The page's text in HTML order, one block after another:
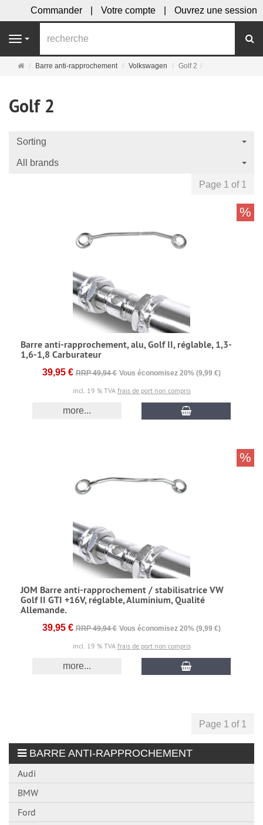
Commander Votre compte Ouvrez une session
Navigation
PageBarre anti-rapprochement Volkswagen Golf 2
Golf 2
Sorting
All brands
Page 1 of 1
Barre anti-rapprochement, alu, Golf II, réglable, 1,3-
1,6-1,8 Carburateur
39,95 € RRP 49,94 € Vous économisez 20% (9,99 €)
incl. 19 % TVA frais de port non compris
more...
%
JOM Barre anti-rapprochement / stabilisatrice VW
Golf II GTI +16V, réglable, Aluminium, Qualité
Allemande.
39,95 € RRP 49,94 € Vous économisez 20% (9,99 €)
incl. 19 % TVA frais de port non compris
more...
%
Page 1 of 1
BARRE ANTI-RAPPROCHEMENT
Audi
BMW
Ford